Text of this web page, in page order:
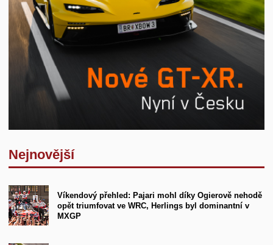
Nejnovější
Víkendový přehled: Pajari mohl díky Ogierově nehodě
opět triumfovat ve WRC, Herlings byl dominantní v
MXGP